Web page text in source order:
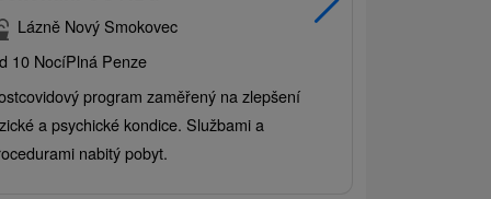
Lázně Nový Smokovec
10 NocíPlná Penze
program zaměřený na zlepšení
a psychické kondice. Službami a
nabitý pobyt.